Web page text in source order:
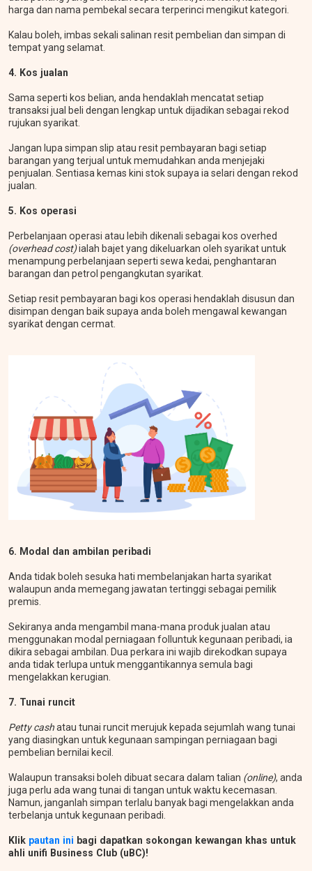
harga dan nama pembekal secara terperinci mengikut kategori.
Kalau boleh, imbas sekali salinan resit pembelian dan simpan di
tempat yang selamat.
4. Kos jualan
Sama seperti kos belian, anda hendaklah mencatat setiap
transaksi jual beli dengan lengkap untuk dijadikan sebagai rekod
rujukan syarikat.
Jangan lupa simpan slip atau resit pembayaran bagi setiap
barangan yang terjual untuk memudahkan anda menjejaki
penjualan. Sentiasa kemas kini stok supaya ia selari dengan rekod
jualan.
5. Kos operasi
Perbelanjaan operasi atau lebih dikenali sebagai kos overhed
(overhead cost)ialah bajet yang dikeluarkan oleh syarikat untuk
menampung perbelanjaan seperti sewa kedai, penghantaran
barangan dan petrol pengangkutan syarikat.
Setiap resit pembayaran bagi kos operasi hendaklah disusun dan
disimpan dengan baik supaya anda boleh mengawal kewangan
syarikat dengan cermat.
6. Modal dan ambilan peribadi
Anda tidak boleh sesuka hati membelanjakan harta syarikat
walaupun anda memegang jawatan tertinggi sebagai pemilik
premis.
Sekiranya anda mengambil mana-mana produk jualan atau
menggunakan modal perniagaan folluntuk kegunaan peribadi, ia
dikira sebagai ambilan. Dua perkara ini wajib direkodkan supaya
anda tidak terlupa untuk menggantikannya semula bagi
mengelakkan kerugian.
7. Tunai runcit
Petty cashatau tunai runcit merujuk kepada sejumlah wang tunai
yang diasingkan untuk kegunaan sampingan perniagaan bagi
pembelian bernilai kecil.
Walaupun transaksi boleh dibuat secara dalam talian (online), anda
juga perlu ada wang tunai di tangan untuk waktu kecemasan.
Namun, janganlah simpan terlalu banyak bagi mengelakkan anda
terbelanja untuk kegunaan peribadi.
Klik pautan ini bagi dapatkan sokongan kewangan khas untuk
ahli unifi Business Club (uBC)!